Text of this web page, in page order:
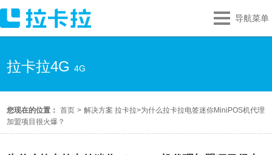
导航菜单
拉卡拉4G4G
您现在的位置： 首页 > 解决方案 拉卡拉>为什么拉卡拉电签迷你MiniPOS机代理
加盟项目很火爆？